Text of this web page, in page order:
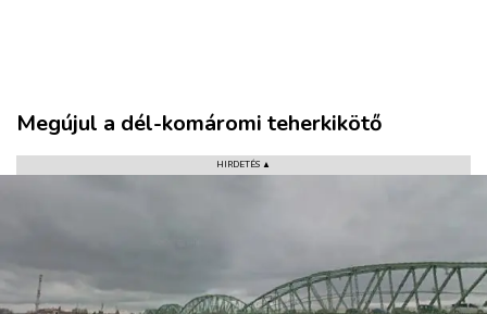
Megújul a dél-komáromi teherkikötő
HIRDETÉS ▲